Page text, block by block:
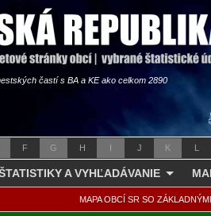
častí s BA a KE ako celkom 2890
F G H I J K L
A VYHĽADÁVANIE
MAPA OBCÍ SR SO